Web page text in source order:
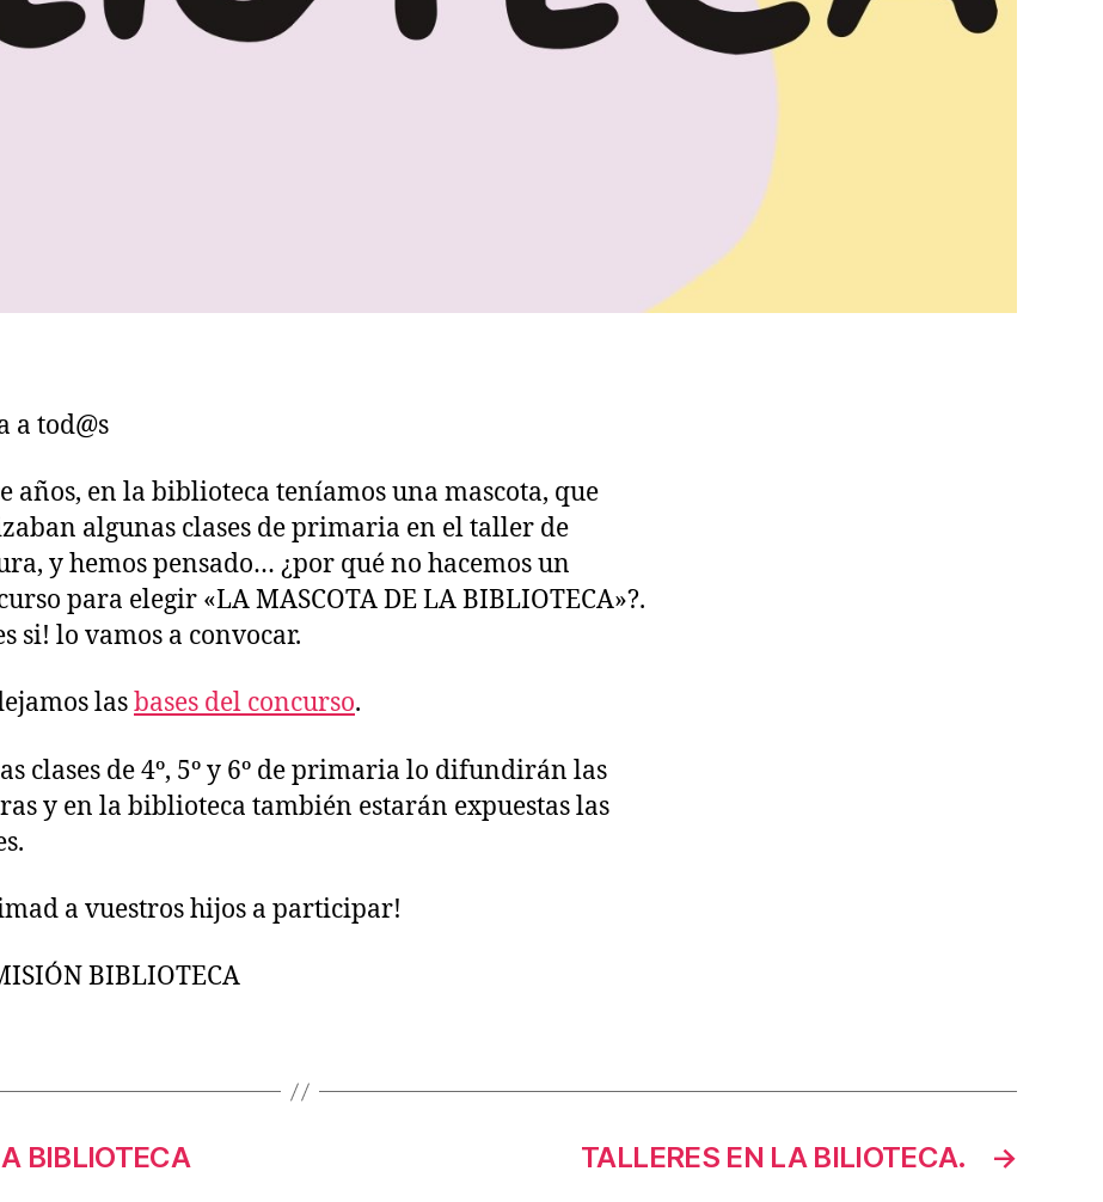
a tod@s
años, en la biblioteca teníamos una mascota, que
algunas clases de primaria en el taller de
y hemos pensado… ¿por qué no hacemos un
para elegir «LA MASCOTA DE LA BIBLIOTECA»?.
si! lo vamos a convocar.
lasbases del concurso.
clases de 4º, 5º y 6º de primaria lo difundirán las
y en la biblioteca también estarán expuestas las
a vuestros hijos a participar!
BIBLIOTECA
BIBLIOTECA →
TALLERES EN LA BILIOTECA.